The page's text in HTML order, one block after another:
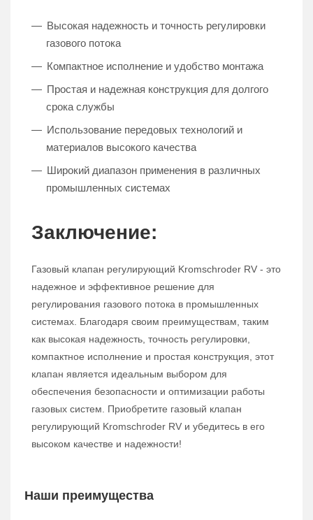
Высокая надежность и точность регулировки
газового потока
Компактное исполнение и удобство монтажа
Простая и надежная конструкция для долгого
срока службы
Использование передовых технологий и
материалов высокого качества
Широкий диапазон применения в различных
промышленных системах
Заключение:
Газовый клапан регулирующий Kromschroder RV - это
надежное и эффективное решение для
регулирования газового потока в промышленных
системах. Благодаря своим преимуществам, таким
как высокая надежность, точность регулировки,
компактное исполнение и простая конструкция, этот
клапан является идеальным выбором для
обеспечения безопасности и оптимизации работы
газовых систем. Приобретите газовый клапан
регулирующий Kromschroder RV и убедитесь в его
высоком качестве и надежности!
Наши преимущества